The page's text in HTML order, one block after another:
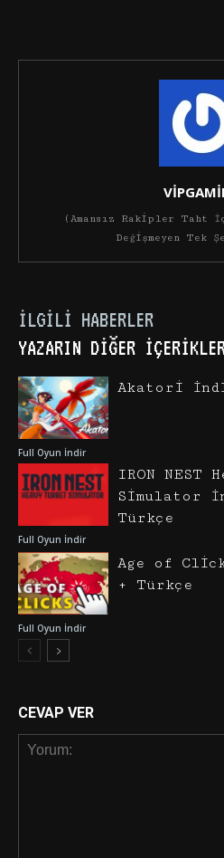
(Amansız Rakipler Taht
Değişmeyen Tek
İLGILI HABERLER
YAZARIN DIĞER
Full Oyun İndir
Akatori
Full Oyun İndir
IRON NEST
Simulator
Türkçe
Full Oyun İndir
Age of
+ Türkçe
CEVAP VER